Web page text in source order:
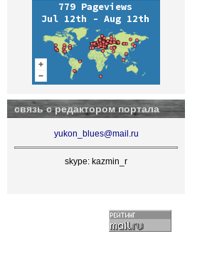
связь с редактором портала
yukon_blues@mail.ru
skype: kazmin_r